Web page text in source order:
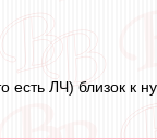
ЛЧ) близок к